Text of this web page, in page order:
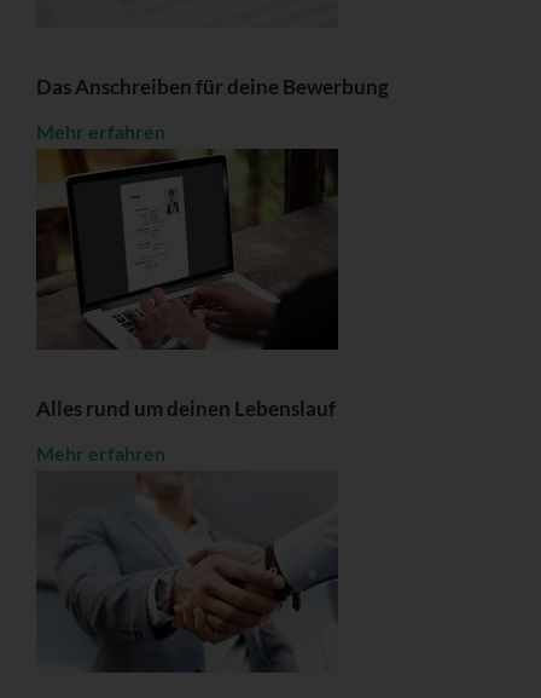
Das Anschreiben für deine Bewerbung
Mehr erfahren
Alles rund um deinen Lebenslauf
Mehr erfahren